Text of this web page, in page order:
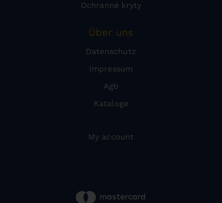
Ochranné kryty
Über uns
Datenschutz
Impressum
Agb
Kataloge
My account